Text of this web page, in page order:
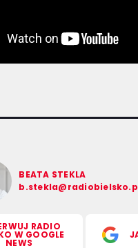
BEATA STEKLA
RADIO
W GOOGLE
NEWS